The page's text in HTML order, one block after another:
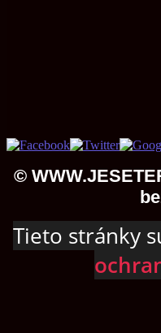
©
Tieto stránky